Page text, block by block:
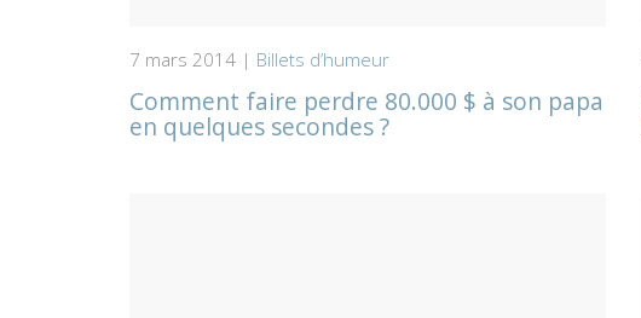
7 mars 2014 | Billets d’humeur
Comment faire perdre 80.000 $ à son papa
en quelques secondes ?